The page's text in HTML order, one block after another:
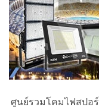
ศูนย์รวมโคมไฟสปอร์